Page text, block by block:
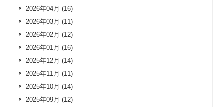
2026年04月 (16)
2026年03月 (11)
2026年02月 (12)
2026年01月 (16)
2025年12月 (14)
2025年11月 (11)
2025年10月 (14)
2025年09月 (12)